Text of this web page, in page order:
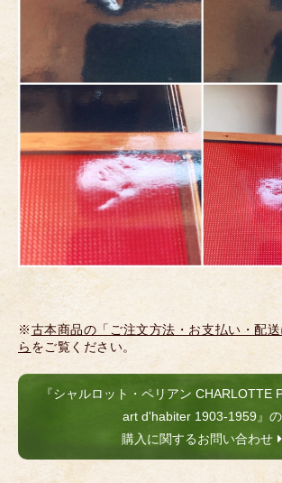
※古本商品の「ご注文方法・お支払い・配
ら をご覧ください。
『シャルロット・ペリアン CHARLOTTE
art d'habiter 1903-1959』の
購入に関するお問い合わせ